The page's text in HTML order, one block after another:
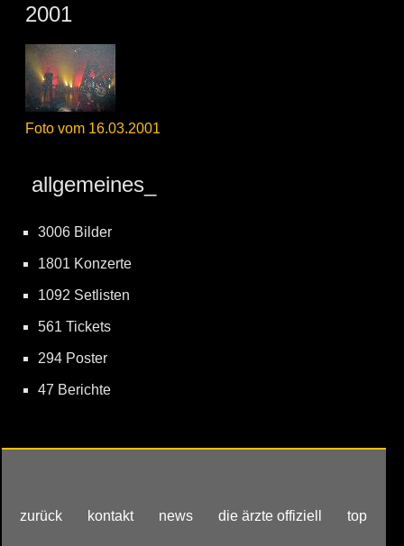
2001
Foto vom 16.03.2001
allgemeines_
3006 Bilder
1801 Konzerte
1092 Setlisten
561 Tickets
294 Poster
47 Berichte
zurück kontakt news die ärzte offiziell top